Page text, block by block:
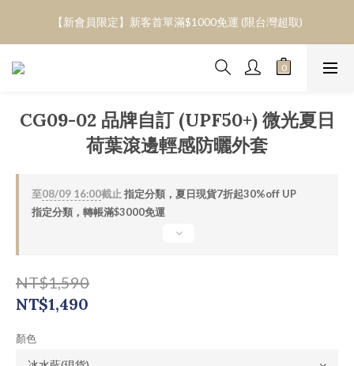
【超取免運】轉帳滿$3000 / 信用卡滿$3800 /Apple pay滿$4000/
信用卡分三期(0息)滿$6000
【超取免運】轉帳滿$3000 / 信用卡滿$3800 /Apple pay滿$4000/
CG09-02 品牌自訂 (UPF50+) 微光夏日
荷葉滾邊輕感防曬外套
至08/09 16:00截止 指定分類，夏日現貨7折起30%off UP
指定分類，轉帳滿$3000免運
NT$1,590
NT$1,490
顏色